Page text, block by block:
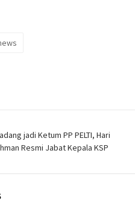
jadi Ketum PP PELTI, Hari
Resmi Jabat Kepala KSP